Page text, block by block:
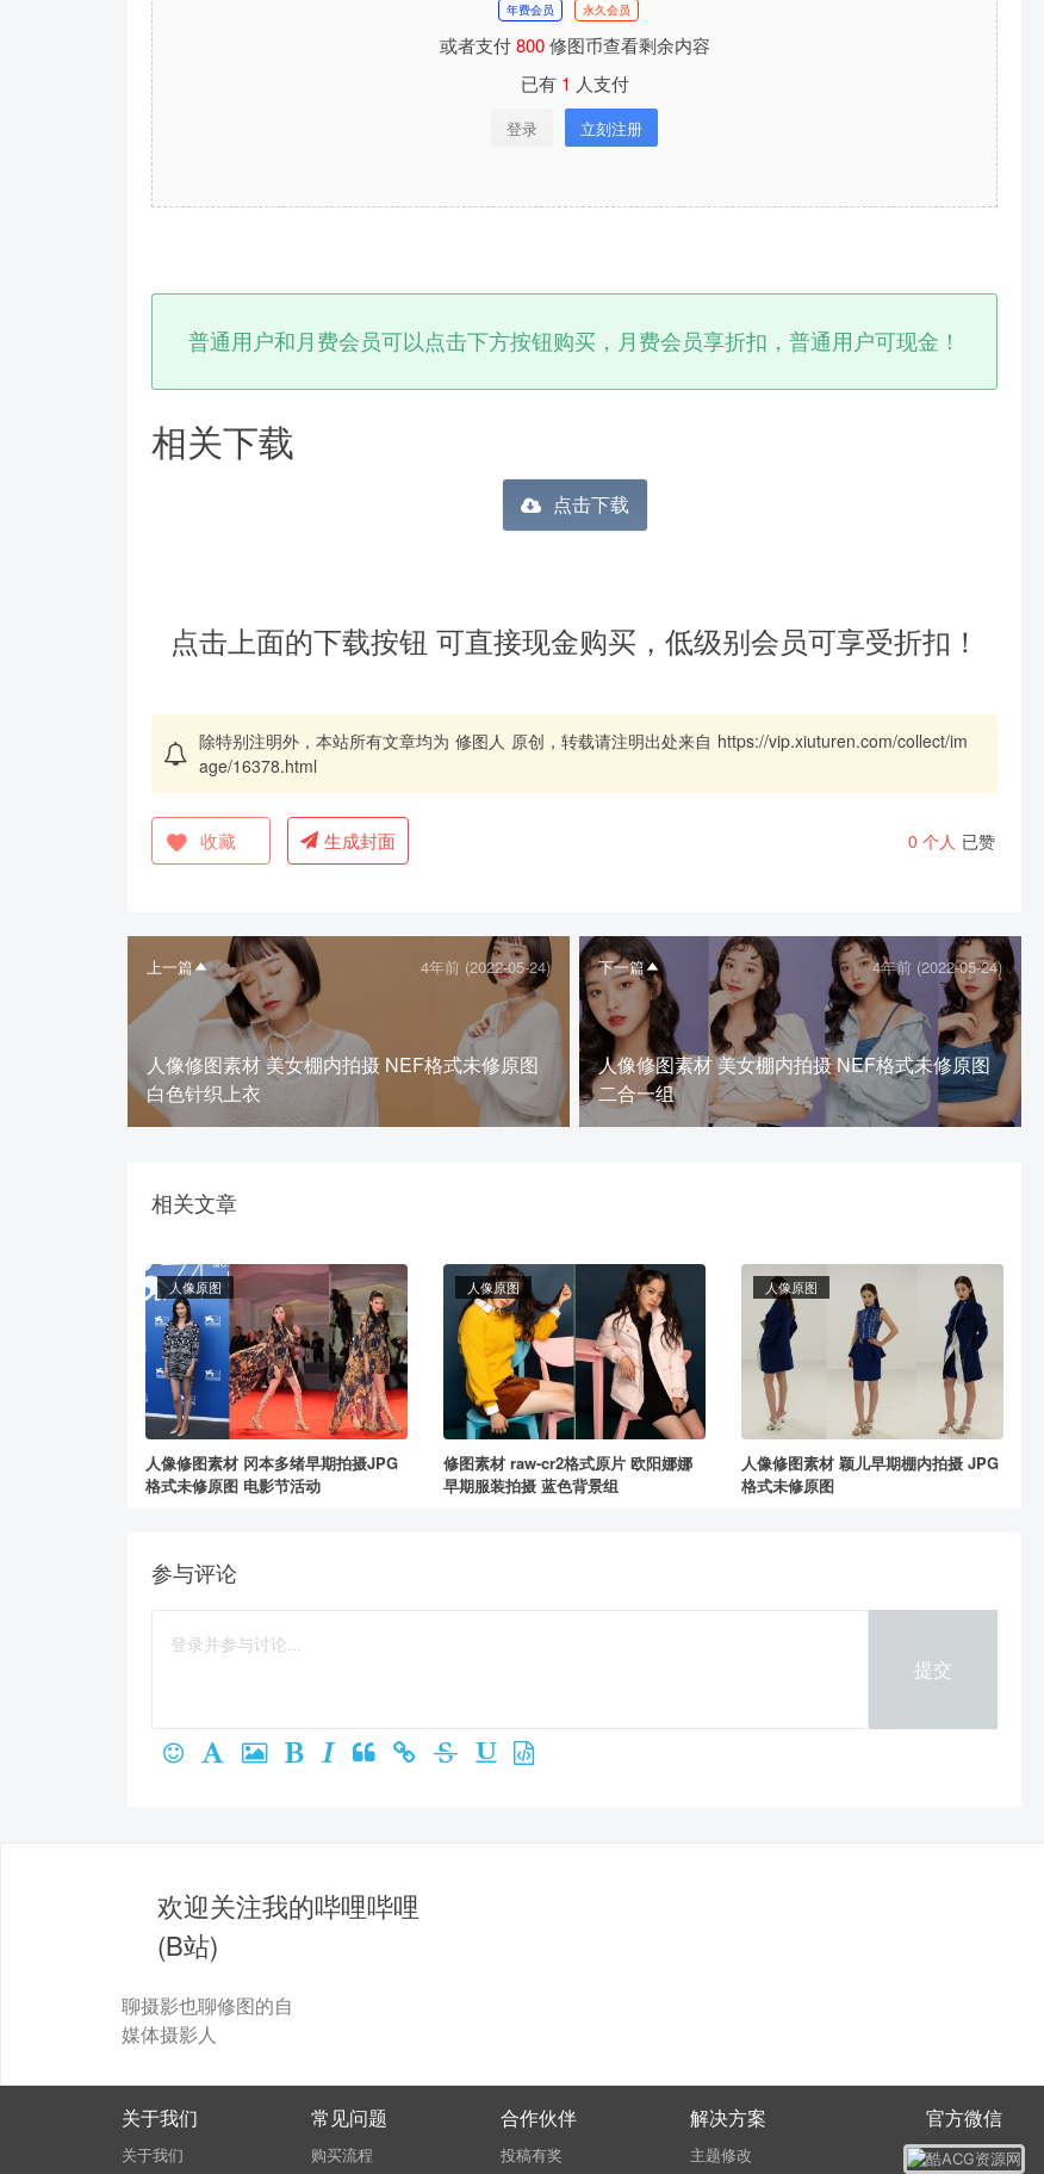
年费会员 永久会员
或者支付800修图币查看剩余内容
已有 1 人支付
登录 立刻注册
普通用户和月费会员可以点击下方按钮购买，月费会员享折扣，普通用户可现金！
相关下载
点击下载
点击上面的下载按钮 可直接现金购买，低级别会员可享受折扣！
除特别注明外，本站所有文章均为 修图人 原创，转载请注明出处来自 https://vip.xiuturen.com/collect/im
age/16378.html
收藏 生成封面
分享本文封面
0 个人 已赞
上一篇 4年前 (2022-05-24)
人像修图素材 美女棚内拍摄 NEF格式未修原图
白色针织上衣
下一篇 4年前 (2022-05-24)
人像修图素材 美女棚内拍摄 NEF格式未修原图
二合一组
相关文章
人像原图
人像修图素材 冈本多绪早期拍摄JPG
格式未修原图 电影节活动
人像原图
修图素材 raw-cr2格式原片 欧阳娜娜
早期服装拍摄 蓝色背景组
人像原图
人像修图素材 颖儿早期棚内拍摄 JPG
格式未修原图
参与评论
提交
欢迎关注我的哔哩哔哩
(B站)
聊摄影也聊修图的自
媒体摄影人
关于我们
关于我们
常见问题
购买流程
合作伙伴
投稿有奖
解决方案
主题修改
官方微信